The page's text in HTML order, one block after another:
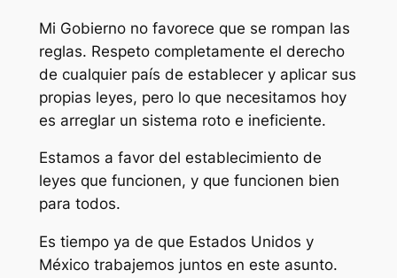
Mi Gobierno no favorece que se rompan las
reglas. Respeto completamente el derecho
de cualquier país de establecer y aplicar sus
propias leyes, pero lo que necesitamos hoy
es arreglar un sistema roto e ineficiente.
Estamos a favor del establecimiento de
leyes que funcionen, y que funcionen bien
para todos.
Es tiempo ya de que Estados Unidos y
México trabajemos juntos en este asunto.